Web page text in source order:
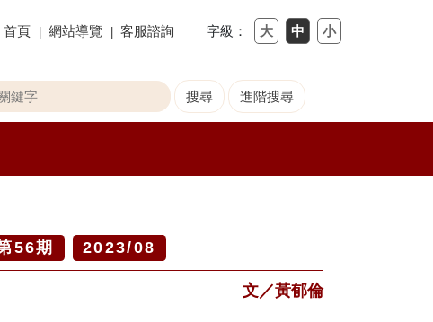
首頁
網站導覽 客服諮詢 字級：
56期 2023/08
文／黃郁倫